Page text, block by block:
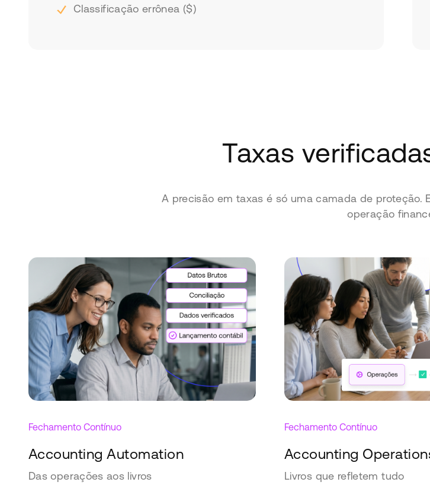
Classificação errônea ($)
Taxas
A precisão em taxas é só uma camada de proteção.
operação
Fechamento Contínuo
Accounting Automation
Das operações aos livros
Fechamento Contínuo
Accounting
Livros que refletem tudo